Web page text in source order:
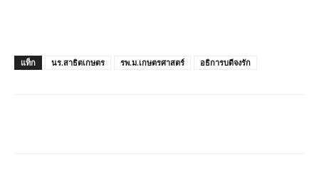
แท็ก นร.สาธิตเกษตร รพ.ม.เกษตรศาสตร์ อธิการบดีจงรัก